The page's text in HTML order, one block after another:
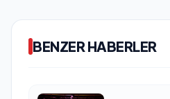
BENZER HABERLER